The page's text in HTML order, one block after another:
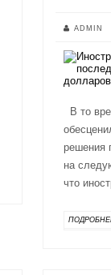
ADMIN
В то
решения
на
что